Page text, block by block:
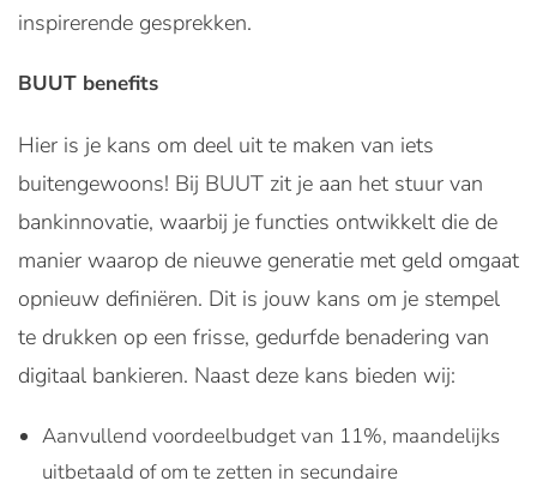
inspirerende gesprekken.
BUUT benefits
Hier is je kans om deel uit te maken van iets
buitengewoons! Bij BUUT zit je aan het stuur van
bankinnovatie, waarbij je functies ontwikkelt die de
manier waarop de nieuwe generatie met geld omgaat
opnieuw definiëren. Dit is jouw kans om je stempel
te drukken op een frisse, gedurfde benadering van
digitaal bankieren. Naast deze kans bieden wij:
Aanvullend voordeelbudget van 11%, maandelijks
uitbetaald of om te zetten in secundaire